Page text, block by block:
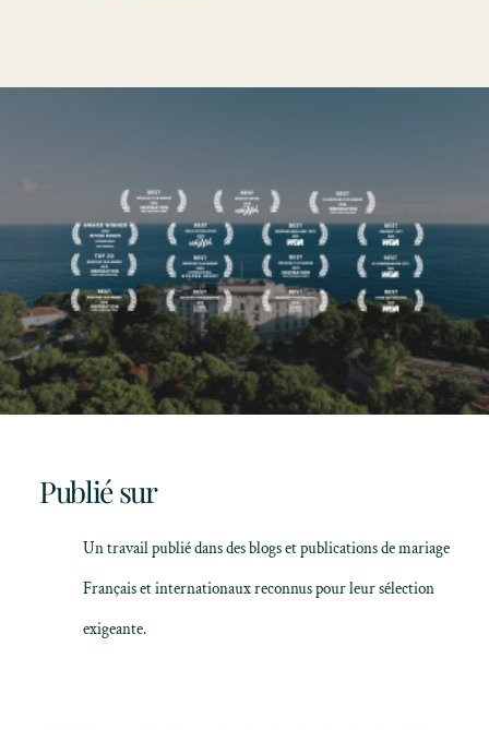
Publié sur
Un travail publié dans des blogs et publications de mariage
Français et internationaux reconnus pour leur sélection
exigeante.